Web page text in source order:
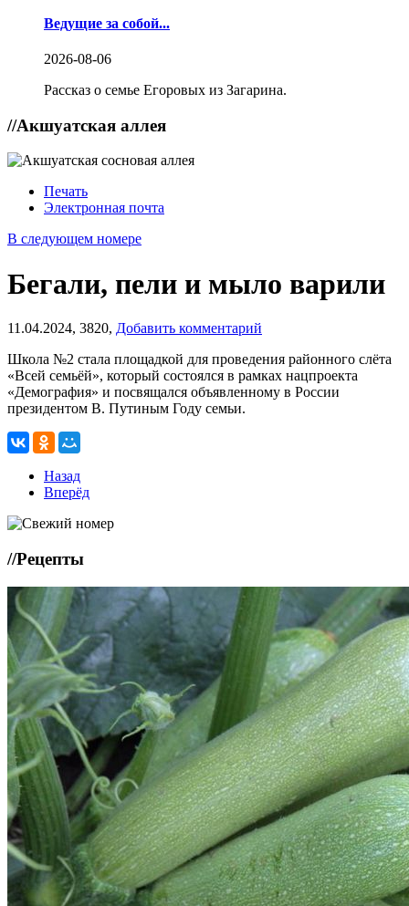
Ведущие за собой...
2026-08-06
Рассказ о семье Егоровых из Загарина.
//Акшуатская аллея
Печать
Электронная почта
В следующем номере
Бегали, пели и мыло варили
11.04.2024, 3820, Добавить комментарий
Школа №2 стала площадкой для проведения районного слёта
«Всей семьёй», который состоялся в рамках нацпроекта
«Демография» и посвящался объявленному в России
президентом В. Путиным Году семьи.
Назад
Вперёд
//Рецепты